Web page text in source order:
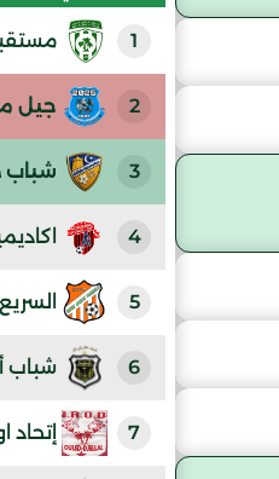
1
2 جيل
3 شباب
4
5
6 شباب
7 إتحاد